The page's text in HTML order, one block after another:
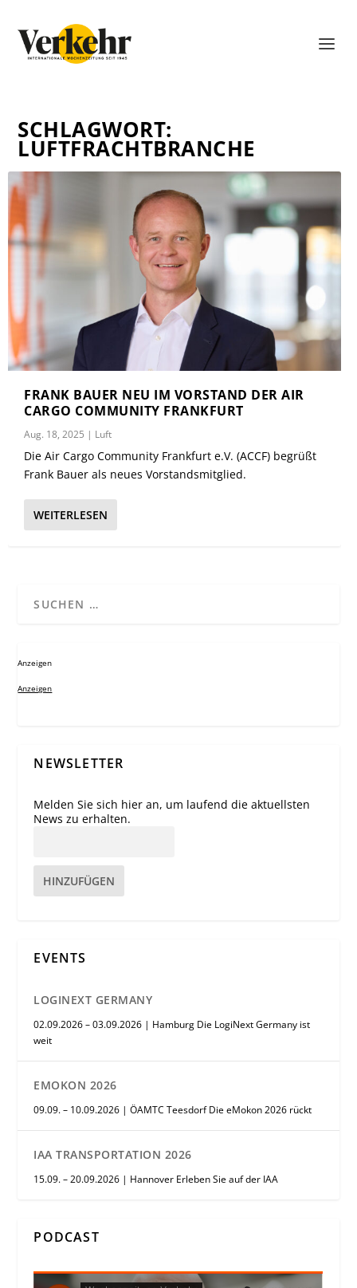
SCHLAGWORT:
LUFTFRACHTBRANCHE
FRANK BAUER NEU IM VORSTAND DER AIR
CARGO COMMUNITY FRANKFURT
Aug. 18, 2025 | Luft
Die Air Cargo Community Frankfurt e.V. (ACCF) begrüßt
Frank Bauer als neues Vorstandsmitglied.
WEITERLESEN
Anzeigen
Anzeigen
NEWSLETTER
Melden Sie sich hier an, um laufend die aktuellsten
News zu erhalten.
HINZUFÜGEN
EVENTS
LOGINEXT GERMANY
02.09.2026 – 03.09.2026 | Hamburg Die LogiNext Germany ist
weit
EMOKON 2026
09.09. – 10.09.2026 | ÖAMTC Teesdorf Die eMokon 2026 rückt
IAA TRANSPORTATION 2026
15.09. – 20.09.2026 | Hannover Erleben Sie auf der IAA
PODCAST